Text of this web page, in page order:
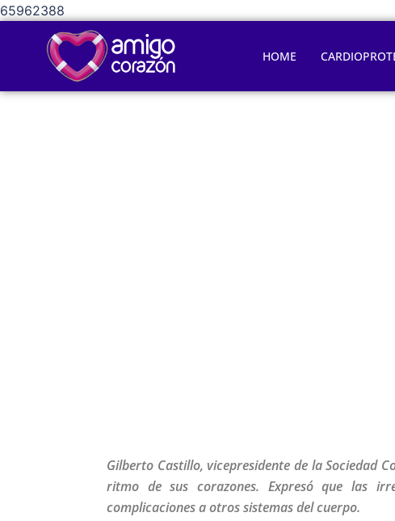
65962388
HOME
Gilberto Castillo, vicepresidente de la Sociedad
ritmo de sus corazones. Expresó que las
complicaciones a otros sistemas del cuerpo.